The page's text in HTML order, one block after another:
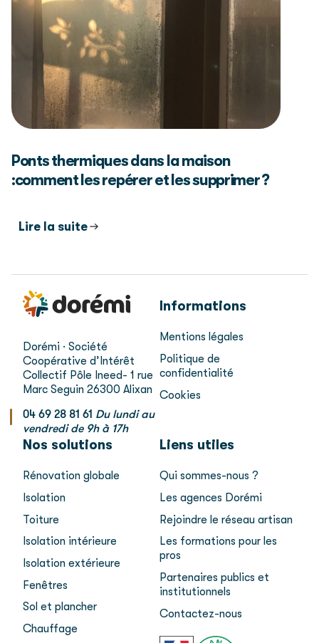
Ponts thermiques dans la maison
:comment les repérer et les supprimer ?
Lire la suite
Dorémi · Société
Coopérative d’Intérêt
Collectif Pôle Ineed- 1 rue
Marc Seguin 26300 Alixan
04 69 28 81 61 Du lundi au
vendredi de 9h à 17h
Informations
Mentions légales
Politique de
confidentialité
Cookies
Nos solutions
Rénovation globale
Isolation
Toiture
Isolation intérieure
Isolation extérieure
Fenêtres
Sol et plancher
Chauffage
Liens utiles
Qui sommes-nous ?
Les agences Dorémi
Rejoindre le réseau artisan
Les formations pour les
pros
Partenaires publics et
institutionnels
Contactez-nous